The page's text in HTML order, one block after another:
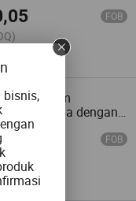
FOB
Kondom
Berbeda dengan
FOB
bisnis,